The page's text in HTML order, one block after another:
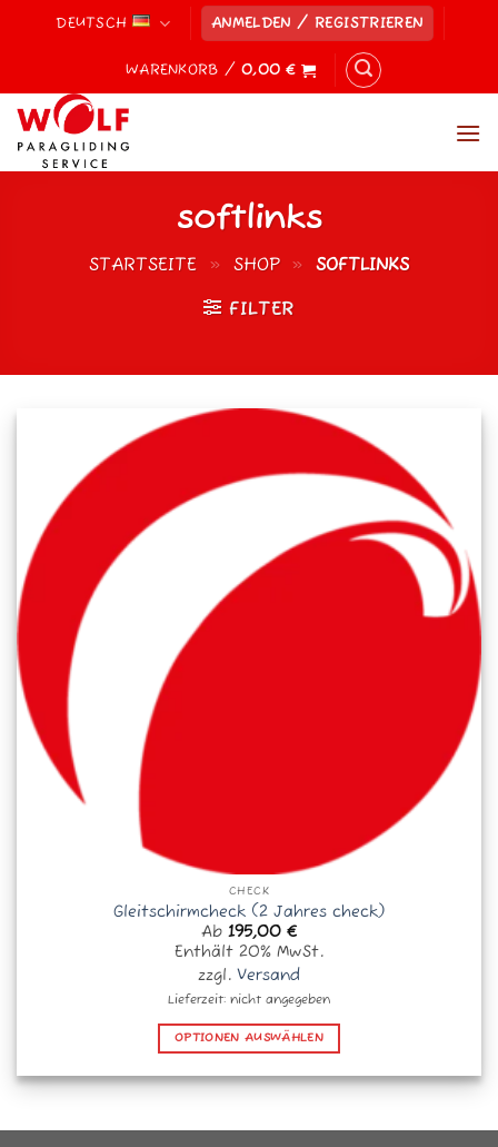
DEUTSCH ANMELDEN / REGISTRIEREN
WARENKORB /0,00€
softlinks
STARTSEITE » SHOP »
SOFTLINKS
FILTER
CHECK
Gleitschirmcheck (2 Jahres check)
Ab 195,00 €
Enthält 20% MwSt.
zzgl. Versand
Lieferzeit: nicht angegeben
OPTIONEN AUSWÄHLEN
Produkt
mehrere